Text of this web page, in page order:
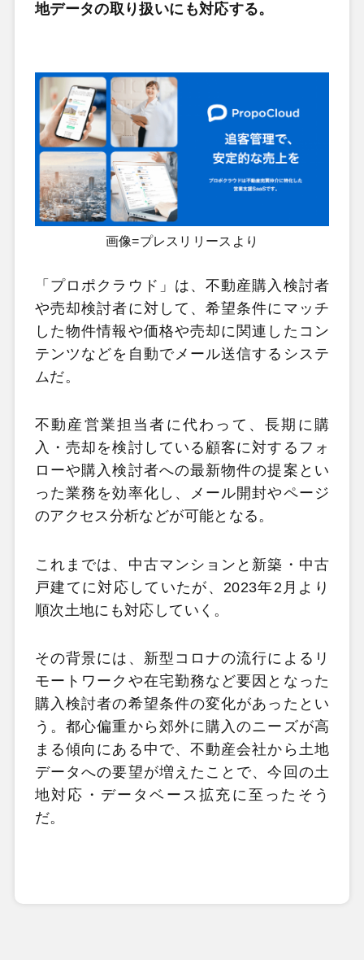
地データの取り扱いにも対応する。
画像=プレスリリースより
「プロポクラウド」は、不動産購入検討者
や売却検討者に対して、希望条件にマッチ
した物件情報や価格や売却に関連したコン
テンツなどを自動でメール送信するシステ
ムだ。
不動産営業担当者に代わって、長期に購
入・売却を検討している顧客に対するフォ
ローや購入検討者への最新物件の提案とい
った業務を効率化し、メール開封やページ
のアクセス分析などが可能となる。
これまでは、中古マンションと新築・中古
戸建てに対応していたが、2023年2月より
順次土地にも対応していく。
その背景には、新型コロナの流行によるリ
モートワークや在宅勤務など要因となった
購入検討者の希望条件の変化があったとい
う。都心偏重から郊外に購入のニーズが高
まる傾向にある中で、不動産会社から土地
データへの要望が増えたことで、今回の土
地対応・データベース拡充に至ったそう
だ。